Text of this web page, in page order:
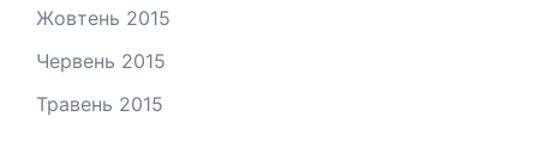
Жовтень 2015
Червень 2015
Травень 2015